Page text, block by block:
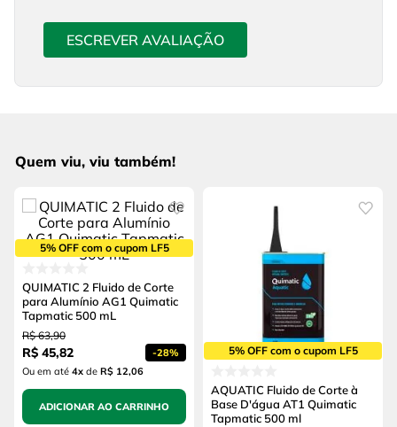
ESCREVER AVALIAÇÃO
Quem viu, viu também!
5% OFF com o cupom LF5
QUIMATIC 2 Fluido de Corte
para Alumínio AG1 Quimatic
Tapmatic 500 mL
R$ 63,90
R$ 45,82 -28%
Ou em até 4x de R$ 12,06
ADICIONAR AO CARRINHO
5% OFF com o cupom LF5
AQUATIC Fluido de Corte à
Base D'água AT1 Quimatic
Tapmatic 500 ml